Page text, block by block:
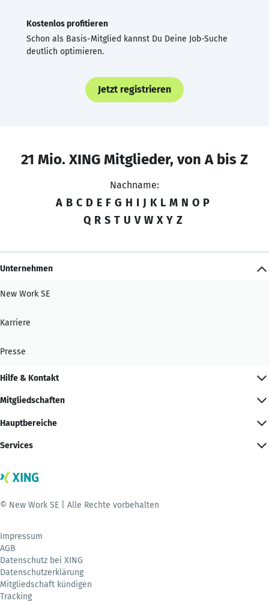
Kostenlos profitieren
Schon als Basis-Mitglied kannst Du Deine Job-Suche
deutlich optimieren.
Jetzt registrieren
21 Mio. XING Mitglieder, von A bis Z
Nachname:
A B C D E F G H I J K L M N O P
Q R S T U V W X Y Z
Unternehmen
New Work SE
Karriere
Presse
Hilfe & Kontakt
Mitgliedschaften
Hauptbereiche
Services
© New Work SE | Alle Rechte vorbehalten
Impressum
AGB
Datenschutz bei XING
Datenschutzerklärung
Mitgliedschaft kündigen
Tracking